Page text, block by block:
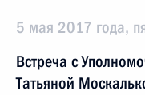
5 мая 2017 года,
Встреча с
Татьяной